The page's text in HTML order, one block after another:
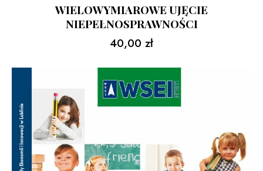
WIELOWYMIAROWE UJĘCIE
NIEPEŁNOSPRAWNOŚCI
40,00 zł